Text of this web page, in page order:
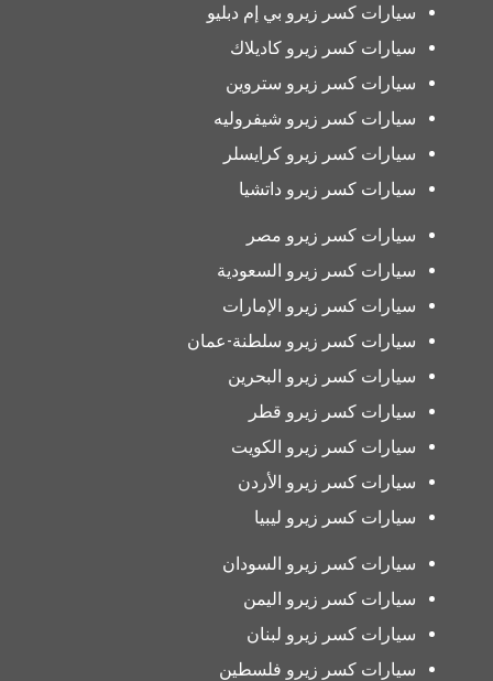
سيارات كسر زيرو بي إم دبليو
سيارات كسر زيرو كاديلاك
سيارات كسر زيرو ستروين
سيارات كسر زيرو شيفروليه
سيارات كسر زيرو كرايسلر
سيارات كسر زيرو داتشيا
سيارات كسر زيرو مصر
سيارات كسر زيرو السعودية
سيارات كسر زيرو الإمارات
سيارات كسر زيرو سلطنة-عمان
سيارات كسر زيرو البحرين
سيارات كسر زيرو قطر
سيارات كسر زيرو الكويت
سيارات كسر زيرو الأردن
سيارات كسر زيرو ليبيا
سيارات كسر زيرو السودان
سيارات كسر زيرو اليمن
سيارات كسر زيرو لبنان
سيارات كسر زيرو فلسطين